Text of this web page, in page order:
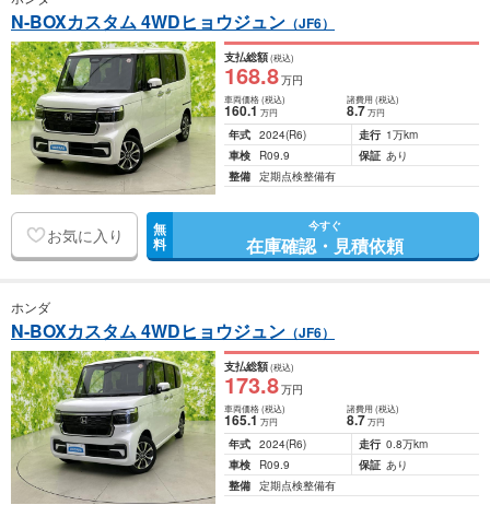
N-BOXカスタム 4WDヒョウジュン （JF6）
支払総額(税込)
168.8万円
車両価格(税込)
160.1万円
諸費用 (税込)
8.7 万円
年式 2024(R6) 走行 1万km
車検
R09.9 保証 あり
整備 定期点検整備有
お気に入り 無
料
今すぐ
在庫確認・見積依頼
ホンダ
N-BOXカスタム 4WDヒョウジュン （JF6）
支払総額(税込)
173.8万円
車両価格(税込)
165.1万円
諸費用 (税込)
8.7 万円
年式 2024(R6) 走行 0.8万km
車検
R09.9 保証 あり
整備 定期点検整備有